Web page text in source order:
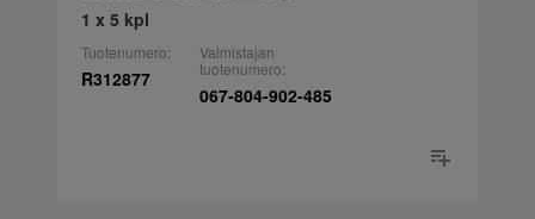
1 x 5 kpl
Tuotenumero:
R312877
Valmistajan
tuotenumero:
067-804-902-485